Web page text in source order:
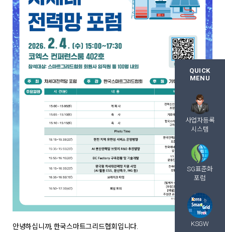
QUICK
MENU
사업자등록
시스템
SG표준화
포럼
KSGW
안녕하십니까, 한국스마트그리드협회입니다.